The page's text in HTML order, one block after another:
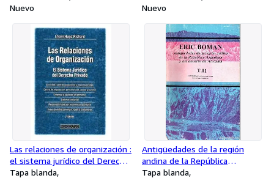
Nuevo
Nuevo
Las relaciones de organización :
el sistema jurídico del Derecho
Privado.
Tapa blanda
Antigüedades de la región
andina de la República
Argentina y del desierto de
Tapa blanda